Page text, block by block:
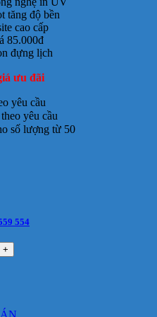
tăng độ bền
cao cấp
85.000đ
đựng lịch
ưu đãi
yêu cầu
yêu cầu
số lượng từ 50
554